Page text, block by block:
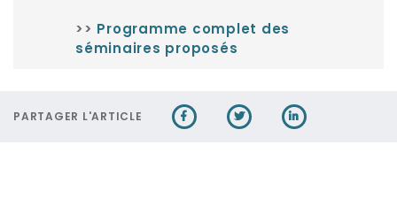
>> Programme complet des
séminaires proposés
PARTAGER L'ARTICLE